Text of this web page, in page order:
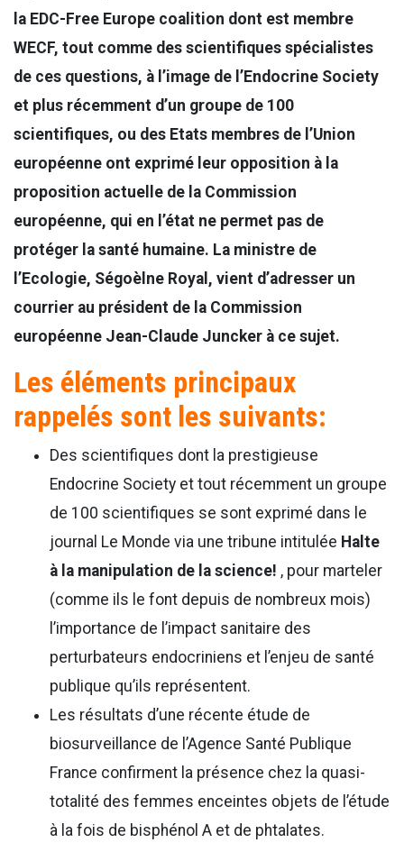
la EDC-Free Europe coalition dont est membre
WECF, tout comme des scientifiques spécialistes
de ces questions, à l’image de l’Endocrine Society
et plus récemment d’un groupe de 100
scientifiques, ou des Etats membres de l’Union
européenne ont exprimé leur opposition à la
proposition actuelle de la Commission
européenne, qui en l’état ne permet pas de
protéger la santé humaine. La ministre de
l’Ecologie, Ségoèlne Royal, vient d’adresser un
courrier au président de la Commission
européenne Jean-Claude Juncker à ce sujet.
Les éléments principaux
rappelés sont les suivants:
Des scientifiques dont la prestigieuse
Endocrine Society et tout récemment un groupe
de 100 scientifiques se sont exprimé dans le
journal Le Monde via une tribune intitulée Halte
à la manipulation de la science! , pour marteler
(comme ils le font depuis de nombreux mois)
l’importance de l’impact sanitaire des
perturbateurs endocriniens et l’enjeu de santé
publique qu’ils représentent.
Les résultats d’une récente étude de
biosurveillance de l’Agence Santé Publique
France confirment la présence chez la quasi-
totalité des femmes enceintes objets de l’étude
à la fois de bisphénol A et de phtalates.